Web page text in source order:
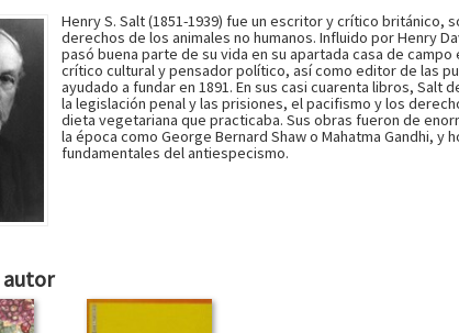
Henry S. Salt (1851-1939) fue un escritor y crítico
derechos de los animales no humanos. Influido por Henry
pasó buena parte de su vida en su apartada casa de
crítico cultural y pensador político, así como editor de las
ayudado a fundar en 1891. En sus casi cuarenta libros,
la legislación penal y las prisiones, el pacifismo y los
dieta vegetariana que practicaba. Sus obras fueron de
la época como George Bernard Shaw o Mahatma Gandhi,
fundamentales del antiespecismo.
autor